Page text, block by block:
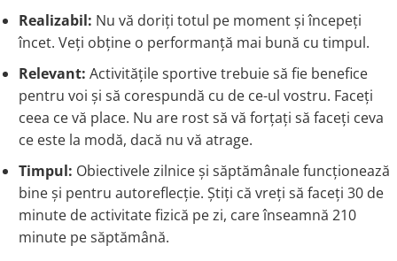
Realizabil: Nu vă doriți totul pe moment și începeți
încet. Veți obține o performanță mai bună cu timpul.
Relevant: Activitățile sportive trebuie să fie benefice
pentru voi și să corespundă cu de ce-ul vostru. Faceți
ceea ce vă place. Nu are rost să vă forțați să faceți ceva
ce este la modă, dacă nu vă atrage.
Timpul: Obiectivele zilnice și săptămânale funcționează
bine și pentru autoreflecție. Știți că vreți să faceți 30 de
minute de activitate fizică pe zi, care înseamnă 210
minute pe săptămână.